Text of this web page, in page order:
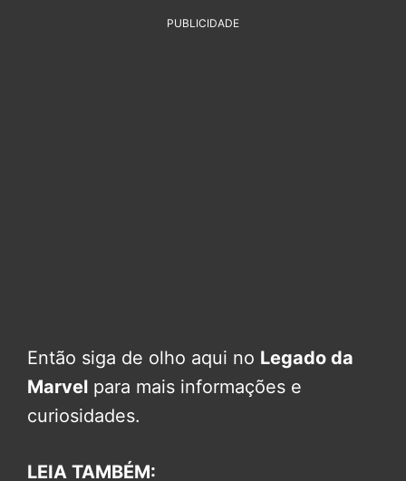
PUBLICIDADE
Então siga de olho aqui no Legado da
Marvel para mais informações e
curiosidades.
LEIA TAMBÉM: